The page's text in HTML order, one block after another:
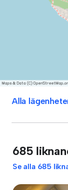
Alla
685
Se alla 685